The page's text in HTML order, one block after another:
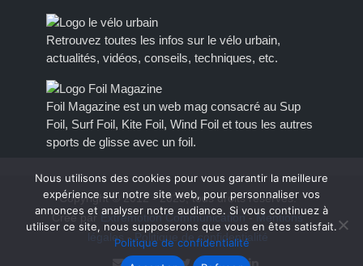
Retrouvez toutes les infos sur le vélo urbain,
actualités, vidéos, conseils, techniques, etc.
Foil Magazine est un web mag consacré au Sup
Foil, Surf Foil, Kite Foil, Wind Foil et tous les autres
sports de glisse avec un foil.
Copyright © 2012 - 2023, tous droits réservés.
Créé par Extremotion Communication-Mentions
légales
-Politique de confidentialité
Nous utilisons des cookies pour vous garantir la meilleure
expérience sur notre site web, pour personnaliser vos
annonces et analyser notre audiance. Si vous continuez à
utiliser ce site, nous supposerons que vous en êtes satisfait.
Politique de confidentialité